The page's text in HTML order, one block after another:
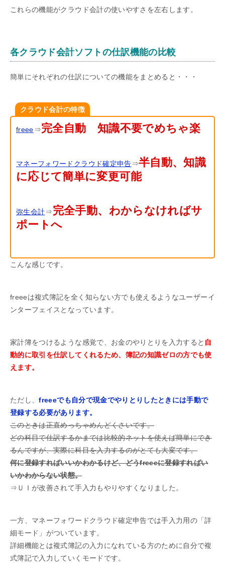
これらの機能がクラウド会計の使いやすさを左右します。
各クラウド会計ソフトの仕訳機能の比較
簡単にそれぞれの仕訳についての機能をまとめると・・・
クラウド会計の特徴
freee ⇒完全自動 知識不要でめちゃ楽
マネーフォワードクラウド確定申告⇒半自動、知識
に応じて簡単に変更可能
弥生会計⇒完全手動、わからなければサ
ポートへ
こんな感じです。
freeeは複式簿記を全く知らない方でも使えるようなユーザーイ
ンターフェイスとなっています。
家計簿をつけるような感覚で、お金のやりとりを入力すると 自
動的に取引を仕訳してくれるため、簿記の知識ゼロの方でも使
えます。
ただし、freeeでも自分で現金でやりとりしたときには手動で
登録する必要があります。
このときは正直めっちゃめんどくさいです。
どの科目で仕訳するかまでは比較的ネットを使えば簡単にでき
るんですが、実際に科目を入力するのがとても大変です。
何に登録すればいいかわかるけど、どうfreeeに登録すればい
いかわからない状態。
⇒ＵＩが改善されて手入力もやりやすくなりました。
一方、マネーフォワードクラウド確定申告では手入力用の「詳
細モード」がついています。
詳細機能とは複式簿記の入力になれている方のために自分で複
式簿記で入力していくモードです。